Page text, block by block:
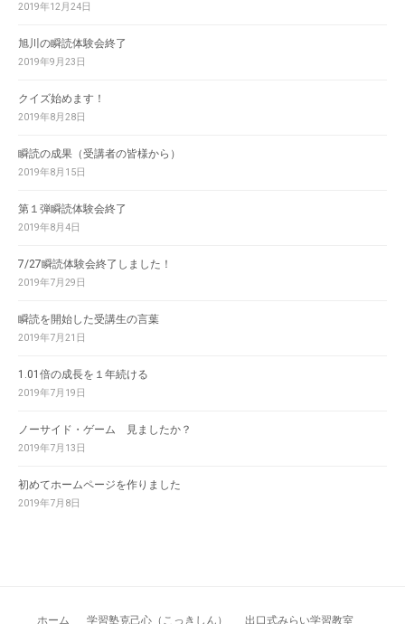
2019年12月24日
旭川の瞬読体験会終了
2019年9月23日
クイズ始めます！
2019年8月28日
瞬読の成果（受講者の皆様から）
2019年8月15日
第１弾瞬読体験会終了
2019年8月4日
7/27瞬読体験会終了しました！
2019年7月29日
瞬読を開始した受講生の言葉
2019年7月21日
1.01倍の成長を１年続ける
2019年7月19日
ノーサイド・ゲーム 見ましたか？
2019年7月13日
初めてホームページを作りました
2019年7月8日
ホーム 学習塾克己心（こっきしん） 出口式みらい学習教室